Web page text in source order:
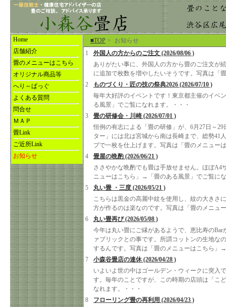
Home
店舗紹介
畳のメニューはこちら
オリジナル商品等
へり～ばっぐ
よくある質問
問合せ
ＭＡＰ
畳Link
ご近所Link
お知らせ
■TOP >
お知らせ
1
外国人の方からのご注文 (2026/08/06 )
ありがたい事に、外国人の方から畳のご注文が
に追加で枚数を増やしたいそうです。写真は「
2
ものづくり・匠の技の祭典2026 (2026/07/10 )
毎年大好評のイベントです！東京都主催のイベ
る風景」でご覧になれます。・・・
3
畳の研修会・川崎 (2026/07/01 )
恒例の有志による「畳の研修」が、6月27日～
ター」には北は宮城から南は長崎まで、総勢41
プで一枚を仕上げます。写真は「畳のメニュ
4
畳屋の晩酌 (2026/06/21 )
ささやかな晩酌でも畳は手放せません。ほぼ
ニューはこちら」→「畳のある風景」でご覧に
5
丸い畳 ・三度 (2026/05/21 )
こちらは黒金の高麗中紋を使用し、紋の大きさ
方が作るのは楽なのです。写真は「畳のメニュ
6
丸い畳再び (2026/05/08 )
今年は丸い畳にご縁があるようで、恵比寿の
ァブリックとの事です。所謂コットンの生地な
するんです。写真は「畳のメニューはこちら」
7
小森谷畳店の連休 (2026/04/28 )
いよいよ世の中はゴールデン・ウィークに突入
す。毎年のことですが、この時期の店頭は「こ
なれます。・・・
8
フローリング畳の再利用 (2026/04/23 )